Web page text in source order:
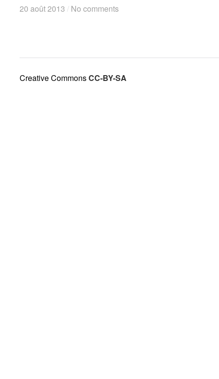
20 août 2013 / No comments
20 août 2013 / No comments
Creative CommonsCC-BY-SA